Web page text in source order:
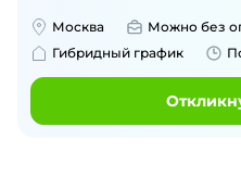
Москва
Можно без
Гибридный график